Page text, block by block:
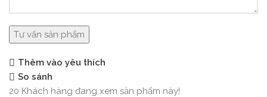
Thêm vào yêu thích
So sánh
20 Khách hàng đang xem sản phẩm này!